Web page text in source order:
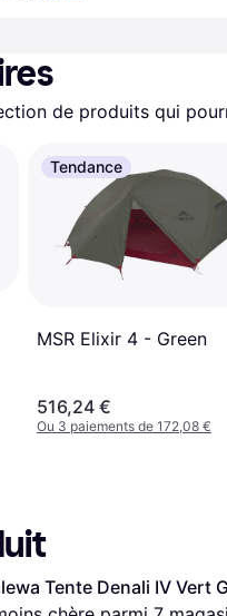
de produits qui
Tendance
MSR Elixir 4 - Green
516,24 €
Ou 3 paiements de 172,08 €
Tente Denali IV Vert